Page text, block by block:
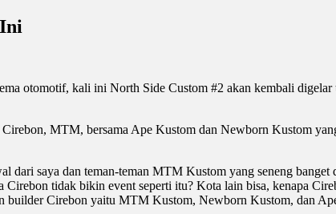
otomotif, kali ini North Side Custom #2 akan kembali
MTM, bersama Ape Kustom dan Newborn Kustom
dari saya dan teman-teman MTM Kustom yang seneng
tidak bikin event seperti itu? Kota lain bisa, kenapa
builder Cirebon yaitu MTM Kustom, Newborn Kustom, dan